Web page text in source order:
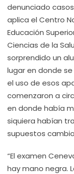
denunciado
aplica el Centro
Educación
Ciencias de la
sorprendido un
lugar en donde
el uso de esos
comenzaron a
en donde había
siquiera habían
supuestos
“El examen
hay mano negra.